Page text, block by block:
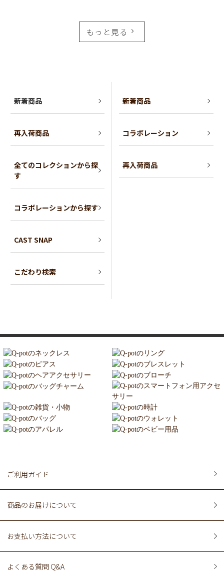
もっと見る
新着商品
再入荷商品
全てのコレクションから探
す
コラボレーションから探す
CAST SNAP
こだわり検索
新着商品
コラボレーション
再入荷商品
ご利用ガイド
商品のお届けについて
お支払い方法について
よくある質問 Q&A